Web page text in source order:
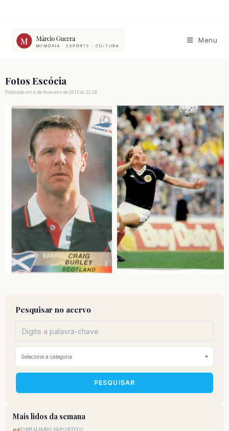
conteúdo
Menu
Fotos Escócia
Publicado em 4 de fevereiro de 2015 às 22:28
Pesquisar no acervo
PESQUISAR
Mais lidos da semana
01 JORNALISMO ESPORTIVO